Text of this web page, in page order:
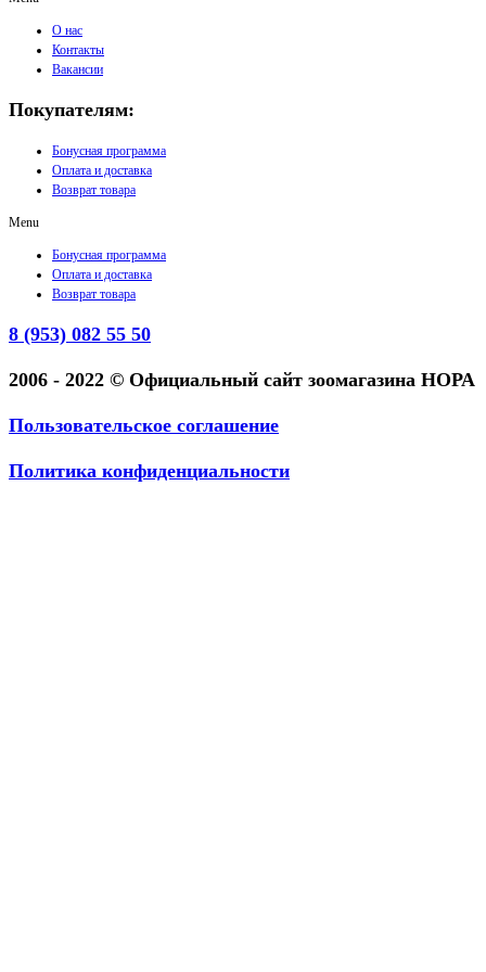
О нас
Контакты
Вакансии
Покупателям:
Бонусная программа
Оплата и доставка
Возврат товара
Menu
Бонусная программа
Оплата и доставка
Возврат товара
8 (953) 082 55 50
2006 - 2022 © Официальный сайт зоомагазина НОРА
Пользовательское соглашение
Политика конфиденциальности